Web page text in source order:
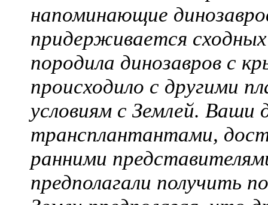
напоминающие
придерживается
породила динозавров с
происходило с другими
условиям с Землей. Ваши
трансплантантами,
ранними
предполагали получить